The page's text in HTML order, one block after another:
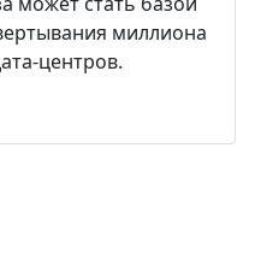
миллиона
центров.